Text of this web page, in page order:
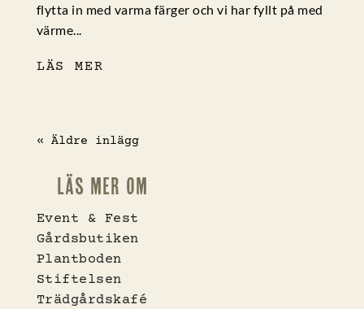
flytta in med varma färger och vi har fyllt på med
värme...
LÄS MER
« Äldre inlägg
Läs mer om
Event & Fest
Gårdsbutiken
Plantboden
Stiftelsen
Trädgårdskafé